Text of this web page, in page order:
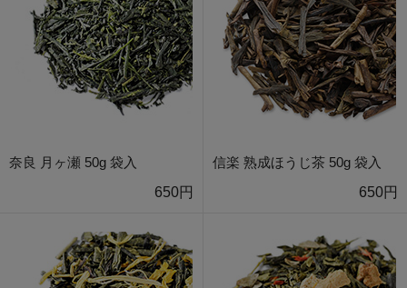
奈良 月ヶ瀬 50g 袋入
650円
信楽 熟成ほうじ茶 50g 袋入
650円